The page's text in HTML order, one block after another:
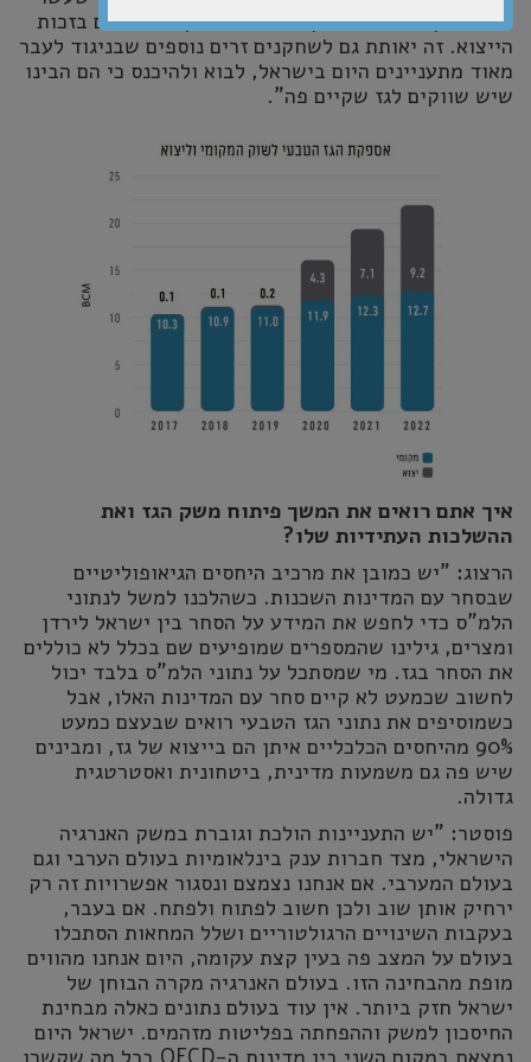
עם לוויתן. מאגרי לוויתן תמר ואנרג'יאן מתפתחים בזכות
הייצוא. זה יאותת גם לשחקנים זרים נוספים שבניגוד לעבר
מאוד מתעניינים היום בישראל, לבוא ולהיכנס כי הם הבינו
שיש שווקים לגז שקיים פה".
איך אתם רואים את המשך פיתוח משק הגז ואת
ההשלכות העתידיות שלו?
הרצוג: "יש כמובן את מרכיב היחסים הגיאופוליטיים
שבסחר עם המדינות השכנות. כשהלכנו למשל לנתוני
הלמ"ס כדי לחפש את המידע על הסחר בין ישראל לירדן
ומצרים, גילינו שהמספרים שמופיעים שם בכלל לא כוללים
את הסחר בגז. מי שמסתכל על נתוני הלמ"ס בלבד יכול
לחשוב שכמעט לא קיים סחר עם המדינות האלו, אבל
כשמוסיפים את נתוני הגז הטבעי רואים שבעצם כמעט
90% מהיחסים הכלכליים איתן הם בייצוא של גז, ומבינים
שיש פה גם משמעות מדינית, ביטחונית ואסטרטגית
גדולה.
פוסטר: "יש התעניינות הולכת וגוברת במשק האנרגיה
הישראלי, מצד חברות ענק בינלאומיות בעולם הערבי וגם
בעולם המערבי. אם אנחנו נצמצם ונסגור אפשרויות זה רק
ירחיק אותן שוב ולכן חשוב לפתוח ולפתח. אם בעבר,
בעקבות השינויים הרגולטוריים ושלל המחאות הסתכלו
בעולם על המצב פה בעין קצת עקומה, היום אנחנו מהווים
מופת מהבחינה הזו. בעולם האנרגיה מקרה הבוחן של
ישראל חזק ביותר. אין עוד בעולם נתונים כאלה מבחינת
החיסכון למשק וההפחתה בפליטות מזהמים. ישראל היום